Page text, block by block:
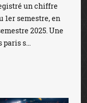
un chiffre
1er semestre, en
2025. Une
paris s...